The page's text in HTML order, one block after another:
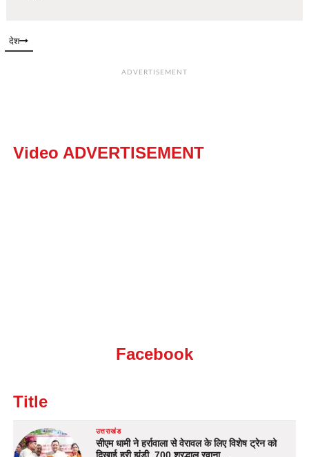
देश
ADVERTISEMENT
Video ADVERTISEMENT
Facebook
Title
उत्तराखंड
सीएम धामी ने हर्रावाला से वेरावल के लिए विशेष ट्रेन को
दिखाई हरी झंडी, 700 श्रद्धालु रवाना…